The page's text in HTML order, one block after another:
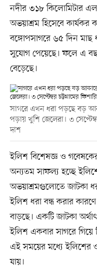
নদীর ৩১৮ কিলোমিটার
অভয়াশ্রম হিসেবে
বঙ্গোপসাগরে ৬৫ দিন মাছ
সুযোগ পেয়েছে। ফলে এ
বেড়েছে।
সাগরে এখন ধরা পড়ছে বড়
পড়ায় খুশি জেলেরা। ৩
দাশ
ইলিশ বিশেষজ্ঞ ও
অন্যতম সাফল্য হচ্ছে
অভয়াশ্রমগুলোতে জাটকা
ইলিশ ধরা বন্ধ করার
বাড়ছে। একটি জাটকা
ইলিশ একবার সাগরে
এই সময়ের মধ্যে ইলিশের
যায়।